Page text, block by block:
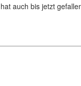
auch bis jetzt